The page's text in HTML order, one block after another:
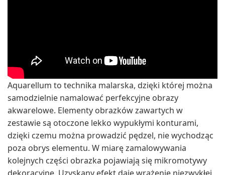
Aquarellum to technika malarska, dzięki której można
samodzielnie namalować perfekcyjne obrazy
akwarelowe. Elementy obrazków zawartych w
zestawie są otoczone lekko wypukłymi konturami,
dzięki czemu można prowadzić pędzel, nie wychodząc
poza obrys elementu. W miarę zamalowywania
kolejnych części obrazka pojawiają się mikromotywy